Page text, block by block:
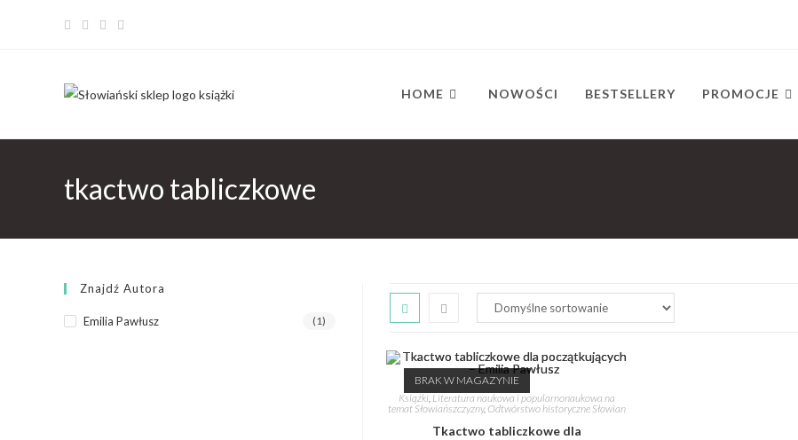
HOME NOWOŚCI BESTSELLERY PROMOCJE
tkactwo tabliczkowe
BRAK W MAGAZYNIE
Książki, Literatura naukowa i popularnonaukowa na
temat Słowiańszczyzny, Odtwórstwo historyczne Słowian
Tkactwo tabliczkowe dla
Znajdź Autora
Emilia Pawłusz (1)